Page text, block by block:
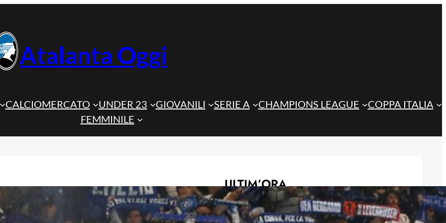
Atalanta Oggi
CALCIOMERCATO UNDER 23 GIOVANILI SERIE A CHAMPIONS LEAGUE
COPPA ITALIA
FEMMINILE
ULTIM’ORA
Sarri indica la via per la difesa:
l’Atalanta valuta il colpo Romagnoli